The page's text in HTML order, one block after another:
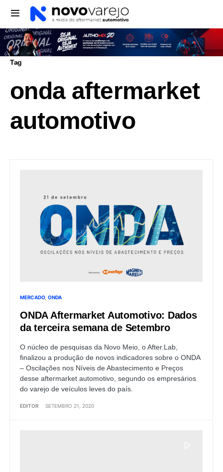
Tag
onda aftermarket
automotivo
MERCADO ONDA
ONDA Aftermarket Automotivo: Dados
da terceira semana de Setembro
O núcleo de pesquisas da Novo Meio, o After.Lab,
finalizou a produção de novos indicadores sobre o ONDA
– Oscilações nos Níveis de Abastecimento e Preços
desse aftermarket automotivo, segundo os empresários
do varejo de veículos leves do país.
EDITOR SETEMBRO 21, 2020